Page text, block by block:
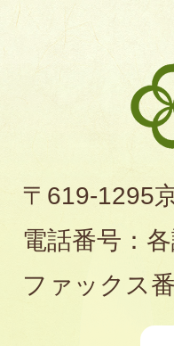
和
束
役
場
〒619-1295
電話番号：
ファックス